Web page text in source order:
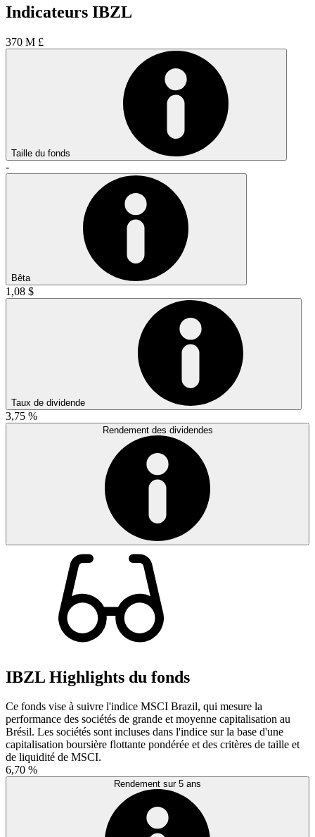
Indicateurs IBZL
370 M £
Taille du fonds
-
Bêta
1,08 $
Taux de dividende
3,75 %
Rendement des dividendes
IBZL Highlights du fonds
Ce fonds vise à suivre l'indice MSCI Brazil, qui mesure la
performance des sociétés de grande et moyenne capitalisation au
Brésil. Les sociétés sont incluses dans l'indice sur la base d'une
capitalisation boursière flottante pondérée et des critères de taille et
de liquidité de MSCI.
6,70 %
Rendement sur 5 ans